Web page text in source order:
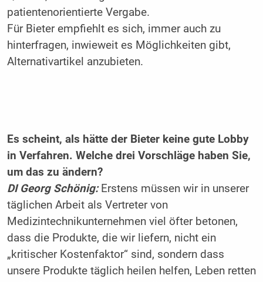
patientenorientierte Vergabe.
Für Bieter empfiehlt es sich, immer auch zu
hinterfragen, inwieweit es Möglichkeiten gibt,
Alternativartikel anzubieten.
Es scheint, als hätte der Bieter keine gute Lobby
in Verfahren. Welche drei Vorschläge haben Sie,
um das zu ändern?
DI Georg Schönig:Erstens müssen wir in unserer
täglichen Arbeit als Vertreter von
Medizintechnikunternehmen viel öfter betonen,
dass die Produkte, die wir liefern, nicht ein
„kritischer Kostenfaktor“ sind, sondern dass
unsere Produkte täglich heilen helfen, Leben retten